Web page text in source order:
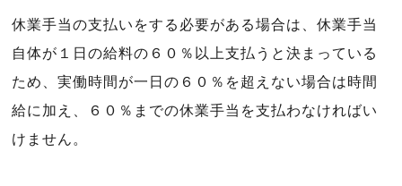
休業手当の支払いをする必要がある場合は、休業手当
自体が１日の給料の６０％以上支払うと決まっている
ため、実働時間が一日の６０％を超えない場合は時間
給に加え、６０％までの休業手当を支払わなければい
けません。